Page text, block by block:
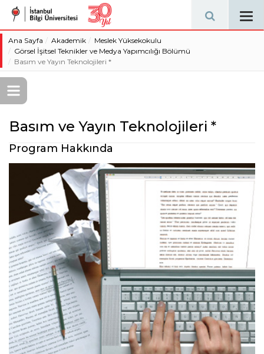
Ana Sayfa Akademik
Meslek Yüksekokulu
Görsel İşitsel Teknikler ve Medya Yapımcılığı Bölümü
Basım ve Yayın Teknolojileri *
Basım ve Yayın Teknolojileri *
Program Hakkında